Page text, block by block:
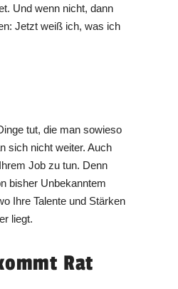
Und wenn nicht, dann
Jetzt weiß ich, was ich
tut, die man sowieso
sich nicht weiter. Auch
Job zu tun. Denn
bisher Unbekanntem
Ihre Talente und Stärken
liegt.
Rat